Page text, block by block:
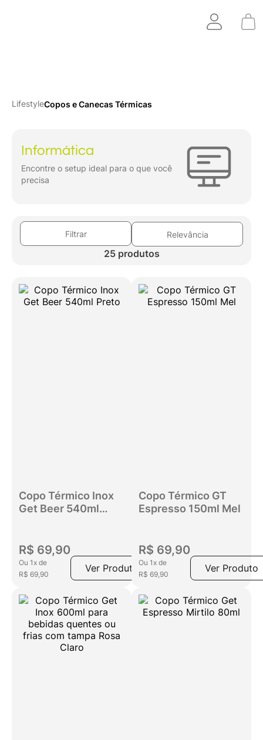
LifestyleCopos e Canecas Térmicas
Informática
Encontre o setup ideal para o que você
precisa
Filtrar Relevância
25 produtos
Copo Térmico Inox
Get Beer 540ml
R$ 69,90
Ou 1x de
R$ 69,90
Ver Produto
Copo Térmico GT
Espresso 150ml Mel
R$ 69,90
Ou 1x de
R$ 69,90
Ver Produto